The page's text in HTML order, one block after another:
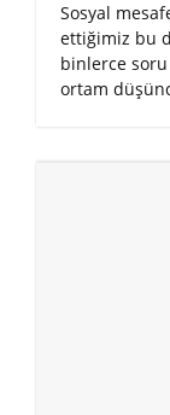
Sosyal
ettiğimiz bu
binlerce soru
ortam